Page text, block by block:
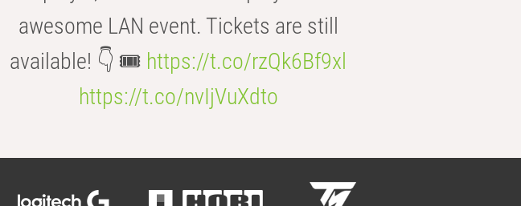
awesome LAN event. Tickets are still
available! 👇 🎟️ https://t.co/rzQk6Bf9xl
https://t.co/nvIjVuXdto